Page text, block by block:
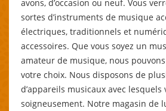
avons, d’occasion ou neuf. Vous
sortes d’instruments de musique
électriques, traditionnels et
accessoires. Que vous soyez un
amateur de musique, nous
votre choix. Nous disposons de
d’appareils musicaux avec
soigneusement. Notre magasin de